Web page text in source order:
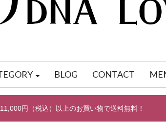
BLOG CONTACT
円（税込）以上のお買い物で送料無料！